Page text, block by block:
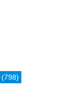
(798)